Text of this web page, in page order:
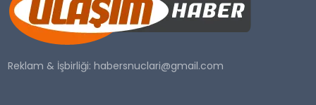
SAĞLIK
YAŞAM
Reklam & İşbirliği:habersnuclari@gmail.com